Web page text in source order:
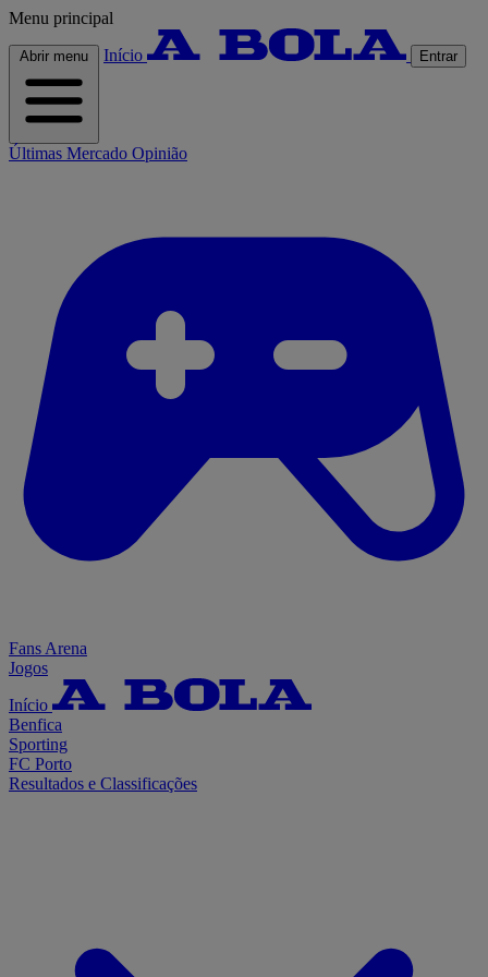
Menu principal
Abrir menu Início Entrar
Últimas Mercado Opinião
Fans Arena
Jogos
Início
Benfica
Sporting
FC Porto
Resultados e Classificações